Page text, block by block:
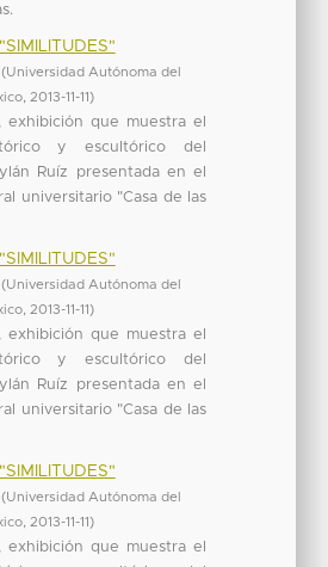
(Universidad Autónoma del
, 2013-11-11)
exhibición que muestra el
y escultórico del
Ruíz presentada en el
universitario "Casa de las
(Universidad Autónoma del
, 2013-11-11)
exhibición que muestra el
y escultórico del
Ruíz presentada en el
universitario "Casa de las
(Universidad Autónoma del
, 2013-11-11)
exhibición que muestra el